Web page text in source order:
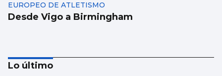
EUROPEO DE ATLETISMO
Desde Vigo a Birmingham
Lo último